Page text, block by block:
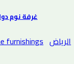
غرفة نوم
furnishings الرياض